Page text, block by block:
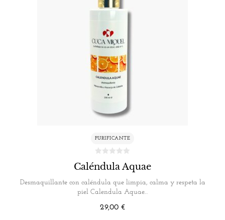
PURIFICANTE
Caléndula Aquae
Desmaquillante con caléndula que limpia, calma y respeta la
piel Calendula Aquae…
29,00 €